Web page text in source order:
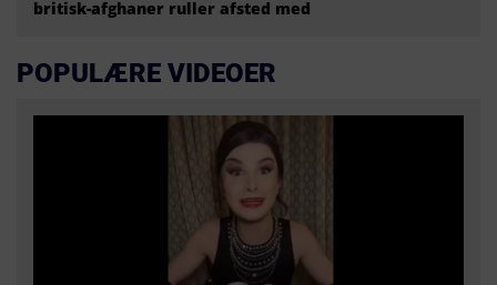
britisk-afghaner ruller afsted med
POPULÆRE VIDEOER